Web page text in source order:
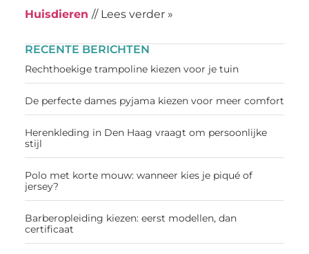
RECENTE BERICHTEN
Rechthoekige trampoline kiezen voor je tuin
De perfecte dames pyjama kiezen voor meer comfort
Herenkleding in Den Haag vraagt om persoonlijke
stijl
Polo met korte mouw: wanneer kies je piqué of
jersey?
Barberopleiding kiezen: eerst modellen, dan
certificaat
Huisdieren // Lees verder »